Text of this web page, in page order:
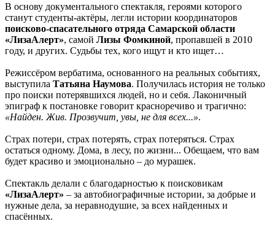
В основу документального спектакля, героями которого
станут студенты-актёры, легли истории координаторов
поисково-спасательного отряда Самарской области
«ЛизаАлерт», самой Лизы Фомкиной, пропавшей в 2010
году, и других. Судьбы тех, кого ищут и кто ищет…
Режиссёром вербатима, основанного на реальных событиях,
выступила Татьяна Наумова. Получилась история не только
про поиски потерявшихся людей, но и себя. Лаконичный
эпиграф к постановке говорит красноречиво и трагично:
«Найден. Жив. Прозвучит, увы, не для всех...».
Страх потери, страх потерять, страх потеряться. Страх
остаться одному. Дома, в лесу, по жизни... Обещаем, что вам
будет красиво и эмоционально – до мурашек.
Спектакль делали с благодарностью к поисковикам
«ЛизаАлерт» – за автобиографичные истории, за добрые и
нужные дела, за неравнодушие, за всех найденных и
спасённых.